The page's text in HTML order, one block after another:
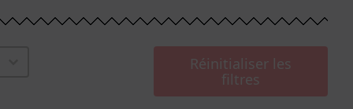
Réinitialiser les
filtres